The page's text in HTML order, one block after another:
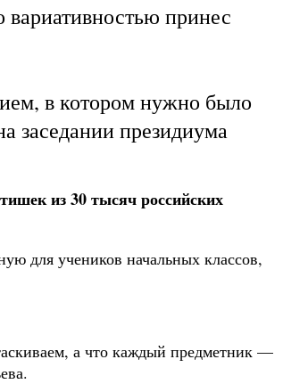
принес
в котором нужно было
заседании президиума
из 30 тысяч российских
для учеников начальных классов,
а что каждый предметник —